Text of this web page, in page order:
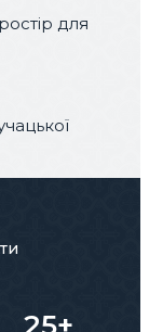
для